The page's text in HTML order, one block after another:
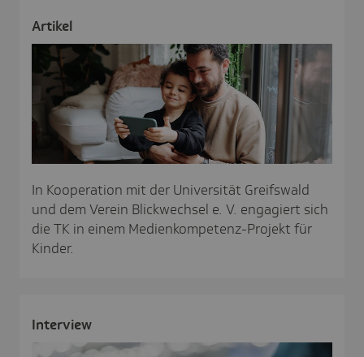
Artikel
In Kooperation mit der Universität Greifswald
und dem Verein Blickwechsel e. V. engagiert sich
die TK in einem Medienkompetenz-Projekt für
Kinder.
Inter­view